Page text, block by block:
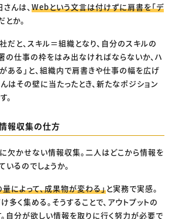
んは、Webという文言は付けずに肩書を「デ
とか。
だと、スキル＝組織となり、自分のスキルの
の仕事の枠をはみ出なければならないか、ハ
ある」と、組織内で肩書きや仕事の幅を広げ
はその壁に当たったとき、新たなポジション
。
報収集の仕方
欠かせない情報収集。二人はどこから情報を
いるのでしょうか。
によって、成果物が変わる」と実務で実感。
多く集める。そうすることで、アウトプットの
自分が欲しい情報を取りに行く努力が必要で